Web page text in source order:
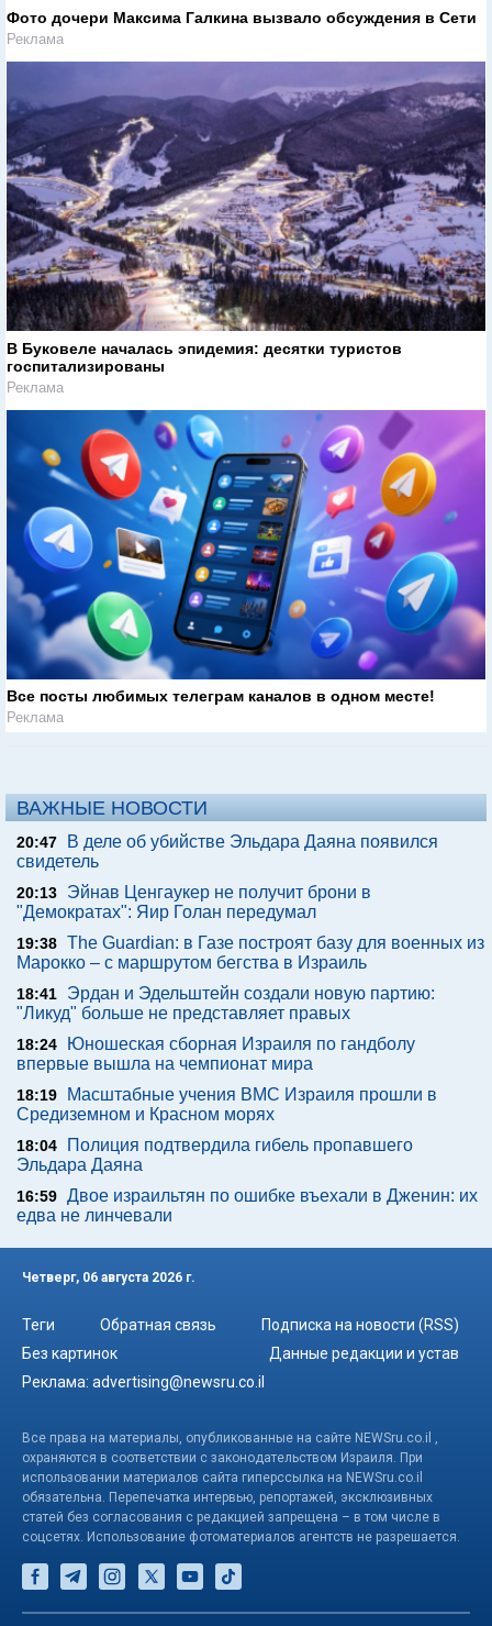
Фото дочери Максима Галкина вызвало обсуждения в Сети
Реклама
В Буковеле началась эпидемия: десятки туристов
госпитализированы
Реклама
Все посты любимых телеграм каналов в одном месте!
Реклама
ВАЖНЫЕ НОВОСТИ
20:47
В деле об убийстве Эльдара Даяна появился
свидетель
20:13
Эйнав Ценгаукер не получит брони в
"Демократах": Яир Голан передумал
19:38 The Guardian: в Газе построят базу для военных из
Марокко – с маршрутом бегства в Израиль
18:41
Эрдан и Эдельштейн создали новую партию:
"Ликуд" больше не представляет правых
18:24
Юношеская сборная Израиля по гандболу
впервые вышла на чемпионат мира
18:19
Масштабные учения ВМС Израиля прошли в
Средиземном и Красном морях
18:04
Полиция подтвердила гибель пропавшего
Эльдара Даяна
16:59 Двое израильтян по ошибке въехали в Дженин: их
едва не линчевали
Четверг, 06 августа 2026 г.
Теги Обратная связь
Подписка на новости (RSS)
Без картинок
Данные редакции и устав
Реклама: advertising@newsru.co.il
Все права на материалы, опубликованные на сайте NEWSru.co.il ,
охраняются в соответствии с законодательством Израиля. При
использовании материалов сайта гиперссылка на NEWSru.co.il
обязательна. Перепечатка интервью, репортажей, эксклюзивных
статей без согласования с редакцией запрещена – в том числе в
соцсетях. Использование фотоматериалов агентств не разрешается.